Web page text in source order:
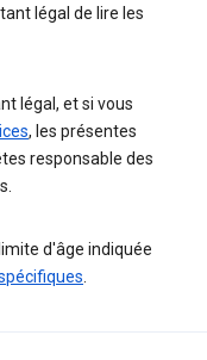
légal de lire les
légal, et si vous
, les présentes
responsable des
d'âge indiquée